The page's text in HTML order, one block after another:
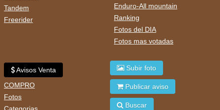
Tandem
Freerider
Enduro-All mountain
Ranking
Fotos del DIA
Fotos mas votadas
Avisos Venta
COMPRO
Fotos
Categorias
Subir foto
Publicar aviso
Buscar